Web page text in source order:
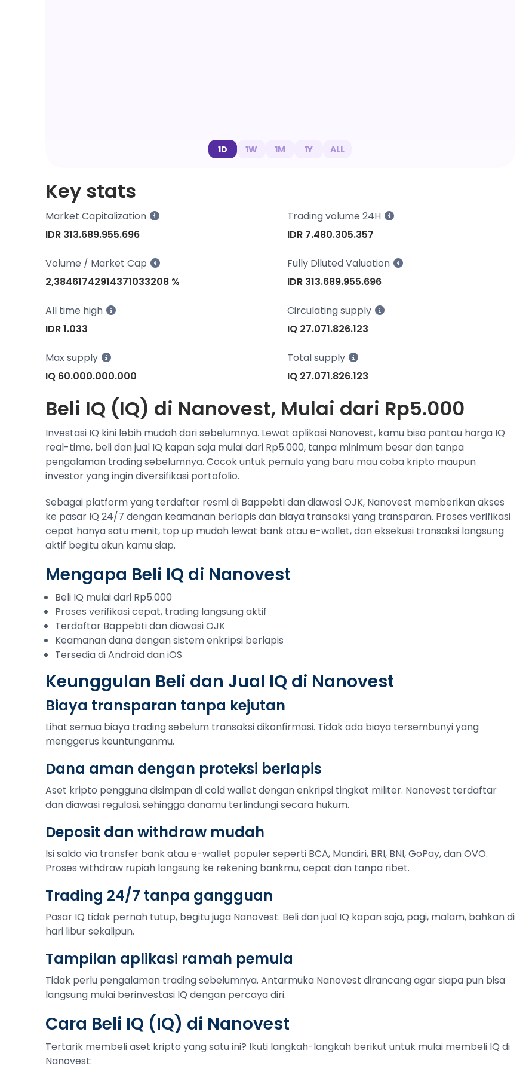
1D 1W 1M 1Y ALL
Key stats
Market Capitalization
IDR 313.689.955.696
Trading volume 24H
IDR 7.480.305.357
Volume / Market Cap
2,38461742914371033208 %
Fully Diluted Valuation
IDR 313.689.955.696
All time high
IDR 1.033
Circulating supply
IQ 27.071.826.123
Max supply
IQ 60.000.000.000
Total supply
IQ 27.071.826.123
Beli IQ (IQ) di Nanovest, Mulai dari Rp5.000
Investasi IQ kini lebih mudah dari sebelumnya. Lewat aplikasi Nanovest, kamu bisa pantau harga IQ
real-time, beli dan jual IQ kapan saja mulai dari Rp5.000, tanpa minimum besar dan tanpa
pengalaman trading sebelumnya. Cocok untuk pemula yang baru mau coba kripto maupun
investor yang ingin diversifikasi portofolio.
Sebagai platform yang terdaftar resmi di Bappebti dan diawasi OJK, Nanovest memberikan akses
ke pasar IQ 24/7 dengan keamanan berlapis dan biaya transaksi yang transparan. Proses verifikasi
cepat hanya satu menit, top up mudah lewat bank atau e-wallet, dan eksekusi transaksi langsung
aktif begitu akun kamu siap.
Mengapa Beli IQ di Nanovest
Beli IQ mulai dari Rp5.000
Proses verifikasi cepat, trading langsung aktif
Terdaftar Bappebti dan diawasi OJK
Keamanan dana dengan sistem enkripsi berlapis
Tersedia di Android dan iOS
Keunggulan Beli dan Jual IQ di Nanovest
Biaya transparan tanpa kejutan
Lihat semua biaya trading sebelum transaksi dikonfirmasi. Tidak ada biaya tersembunyi yang
menggerus keuntunganmu.
Dana aman dengan proteksi berlapis
Aset kripto pengguna disimpan di cold wallet dengan enkripsi tingkat militer. Nanovest terdaftar
dan diawasi regulasi, sehingga danamu terlindungi secara hukum.
Deposit dan withdraw mudah
Isi saldo via transfer bank atau e-wallet populer seperti BCA, Mandiri, BRI, BNI, GoPay, dan OVO.
Proses withdraw rupiah langsung ke rekening bankmu, cepat dan tanpa ribet.
Trading 24/7 tanpa gangguan
Pasar IQ tidak pernah tutup, begitu juga Nanovest. Beli dan jual IQ kapan saja, pagi, malam, bahkan di
hari libur sekalipun.
Tampilan aplikasi ramah pemula
Tidak perlu pengalaman trading sebelumnya. Antarmuka Nanovest dirancang agar siapa pun bisa
langsung mulai berinvestasi IQ dengan percaya diri.
Cara Beli IQ (IQ) di Nanovest
Tertarik membeli aset kripto yang satu ini? Ikuti langkah-langkah berikut untuk mulai membeli IQ di
Nanovest: